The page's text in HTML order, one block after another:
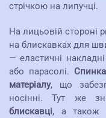
стрічкою на липучці.
На лицьовій стороні
на блискавках для
— еластичні
або парасолі.
матеріалу, що
носінні. Тут же
блискавці, а також